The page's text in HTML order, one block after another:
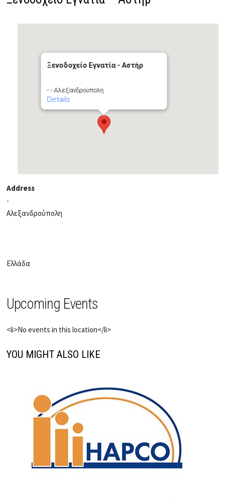
Ξενοδοχείο Εγνατία - Αστήρ
- - Αλεξανδρούπολη
Details
Address
-
Αλεξανδρούπολη
Ελλάδα
Upcoming Events
<li>No events in this location</li>
YOU MIGHT ALSO LIKE